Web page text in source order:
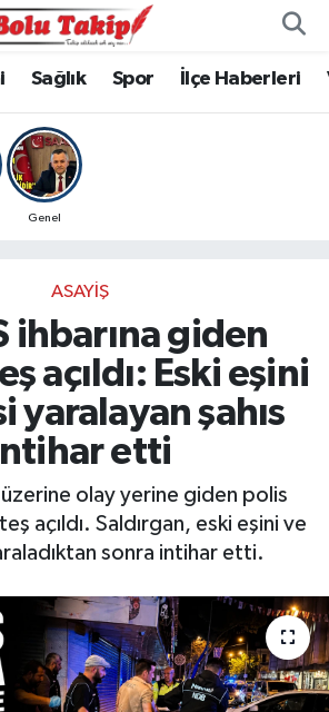
Sağlık Spor İlçe Haberleri
Genel
ASAYIŞ
ihbarına giden
açıldı: Eski eşini
yaralayan şahıs
etti
üzerine olay yerine giden polis
açıldı. Saldırgan, eski eşini ve
sonra intihar etti.